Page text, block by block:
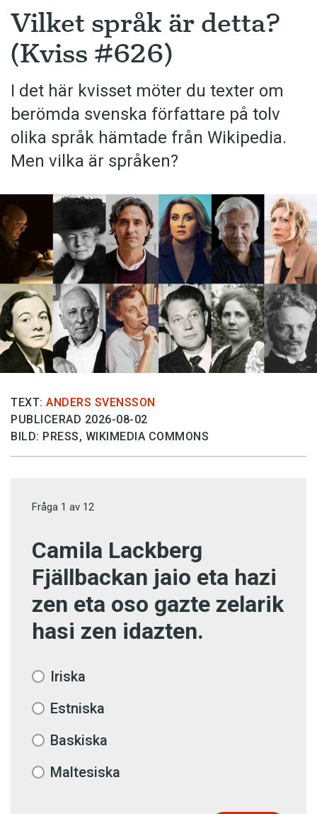
Vilket språk är detta?
(Kviss #626)
I det här kvisset möter du texter om
berömda svenska författare på tolv
olika språk hämtade från Wikipedia.
Men vilka är språken?
TEXT: ANDERS SVENSSON
PUBLICERAD 2026-08-02
BILD: PRESS, WIKIMEDIA COMMONS
Fråga 1 av 12
Camila Lackberg
Fjällbackan jaio eta hazi
zen eta oso gazte zelarik
hasi zen idazten.
Iriska
Estniska
Baskiska
Maltesiska